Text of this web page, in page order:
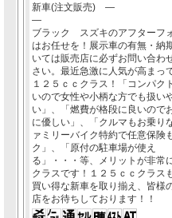
新車(注文販売) ―
―
ブラック スズキのアフターフ
はお任せを！展示車の有無・納
いては販売店に必ずお問い合わ
さい。最近急激に人気が高まっ
１２５ｃｃクラス！「コンパク
いので女性や小柄な方でも扱い
い」、「燃費が格段に良いので
に優しい」、「クルマもお乗り
ァミリーバイク特約で任意保険
ク」、「原付の駐車場が使え
る」・・・等、メリットが非常
クラスです！１２５ｃｃクラス
買い得な新車を取り揃え、皆様
店をお待ちしております！！